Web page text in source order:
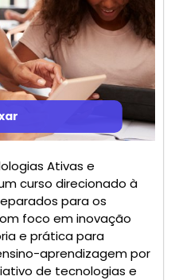
Ativas e
curso direcionado à
para os
foco em inovação
e prática para
aprendizagem por
de tecnologias e